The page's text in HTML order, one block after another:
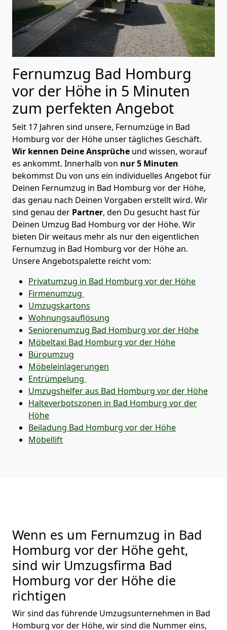
Fernumzug Bad Homburg
vor der Höhe in 5 Minuten
zum perfekten Angebot
Seit 17 Jahren sind unsere, Fernumzüge in Bad
Homburg vor der Höhe unser tägliches Geschäft.
Wir kennen Deine Ansprüche und wissen, worauf
es ankommt. Innerhalb von nur 5 Minuten
bekommst Du von uns ein individuelles Angebot für
Deinen Fernumzug in Bad Homburg vor der Höhe,
das genau nach Deinen Vorgaben erstellt wird. Wir
sind genau der Partner, den Du gesucht hast für
Deinen Umzug Bad Homburg vor der Höhe. Wir
bieten Dir weitaus mehr als nur den eigentlichen
Fernumzug in Bad Homburg vor der Höhe an.
Unsere Angebotspalette reicht vom:
Privatumzug in Bad Homburg vor der Höhe
Firmenumzug
Umzugskartons
Wohnungsauflösung
Seniorenumzug Bad Homburg vor der Höhe
Möbeltaxi Bad Homburg vor der Höhe
Büroumzug
Möbeleinlagerungen
Entrümpelung
Umzugshelfer aus Bad Homburg vor der Höhe
Halteverbotszonen in Bad Homburg vor der
Höhe
Beiladung Bad Homburg vor der Höhe
Möbellift
Wenn es um Fernumzug in Bad
Homburg vor der Höhe geht,
sind wir Umzugsfirma Bad
Homburg vor der Höhe die
richtigen
Wir sind das führende Umzugsunternehmen in Bad
Homburg vor der Höhe, wir sind die Nummer eins,